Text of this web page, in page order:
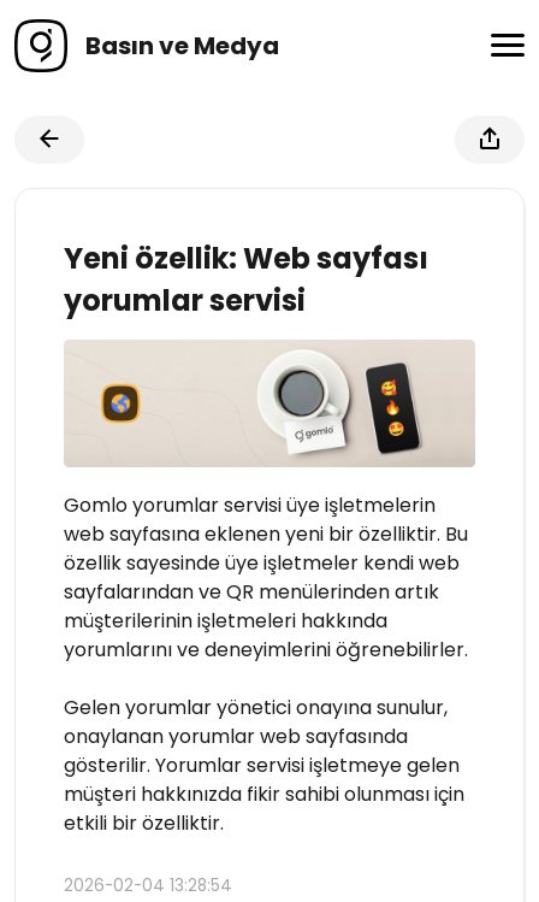
Basın ve Medya
Yeni özellik: Web sayfası
yorumlar servisi
Gomlo yorumlar servisi üye işletmelerin
web sayfasına eklenen yeni bir özelliktir. Bu
özellik sayesinde üye işletmeler kendi web
sayfalarından ve QR menülerinden artık
müşterilerinin işletmeleri hakkında
yorumlarını ve deneyimlerini öğrenebilirler.
Gelen yorumlar yönetici onayına sunulur,
onaylanan yorumlar web sayfasında
gösterilir. Yorumlar servisi işletmeye gelen
müşteri hakkınızda fikir sahibi olunması için
etkili bir özelliktir.
2026-02-04 13:28:54